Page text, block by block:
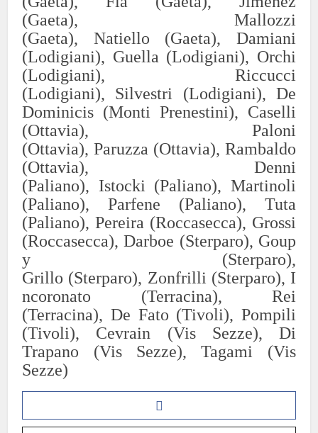
(Gaeta), Mallozzi
(Gaeta), Natiello (Gaeta), Damiani
(Lodigiani), Guella (Lodigiani), Orchi
(Lodigiani),
Riccucci
(Lodigiani),
Silvestri (Lodigiani), De
Dominicis (Monti Prenestini), Caselli
(Ottavia), Paloni
(Ottavia), Paruzza (Ottavia), Rambaldo
(Ottavia), Denni
(Paliano), Istocki (Paliano), Martinoli
(Paliano), Parfene (Paliano), Tuta
(Paliano), Pereira (Roccasecca), Grossi
(Roccasecca),Darboe (Sterparo), Goup
y
(Sterparo),
Grillo (Sterparo), Zonfrilli (Sterparo), I
ncoronato (Terracina), Rei
(Terracina), De Fato (Tivoli), Pompili
(Tivoli), Cevrain (Vis Sezze), Di
Trapano (Vis Sezze),Tagami (Vis
Sezze)